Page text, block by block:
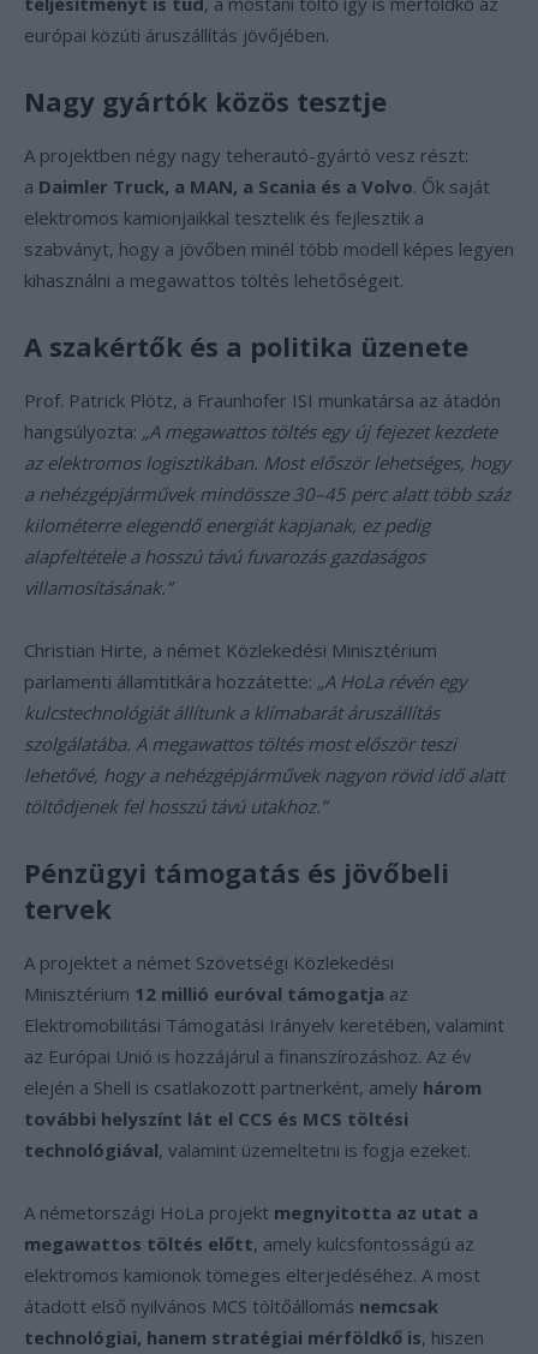
európai közúti áruszállítás jövőjében.
Nagy gyártók közös tesztje
A projektben négy nagy teherautó-gyártó vesz részt:
a Daimler Truck, a MAN, a Scania és a Volvo. Ők saját
elektromos kamionjaikkal tesztelik és fejlesztik a
szabványt, hogy a jövőben minél több modell képes legyen
kihasználni a megawattos töltés lehetőségeit.
A szakértők és a politika üzenete
Prof. Patrick Plötz, a Fraunhofer ISI munkatársa az átadón
hangsúlyozta: „A megawattos töltés egy új fejezet kezdete
az elektromos logisztikában. Most először lehetséges, hogy
a nehézgépjárművek mindössze 30–45 perc alatt több száz
kilométerre elegendő energiát kapjanak, ez pedig
alapfeltétele a hosszú távú fuvarozás gazdaságos
villamosításának.”
Christian Hirte, a német Közlekedési Minisztérium
parlamenti államtitkára hozzátette: „A HoLa révén egy
kulcstechnológiát állítunk a klímabarát áruszállítás
szolgálatába. A megawattos töltés most először teszi
lehetővé, hogy a nehézgépjárművek nagyon rövid idő alatt
töltődjenek fel hosszú távú utakhoz.”
Pénzügyi támogatás és jövőbeli
tervek
A projektet a német Szövetségi Közlekedési
Minisztérium 12 millió euróval támogatja az
Elektromobilitási Támogatási Irányelv keretében, valamint
az Európai Unió is hozzájárul a finanszírozáshoz. Az év
elején a Shell is csatlakozott partnerként, amely három
további helyszínt lát el CCS és MCS töltési
technológiával, valamint üzemeltetni is fogja ezeket.
A németországi HoLa projekt megnyitotta az utat a
megawattos töltés előtt, amely kulcsfontosságú az
elektromos kamionok tömeges elterjedéséhez. A most
átadott első nyilvános MCS töltőállomás nemcsak
technológiai, hanem stratégiai mérföldkő is, hiszen